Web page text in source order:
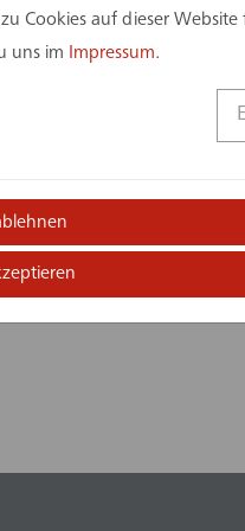
Wintertage im
an den Abenden im
besondere Momente
innerhalb
Cookies auf dieser
uns im Impressum.